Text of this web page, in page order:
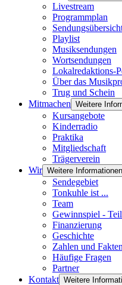
Livestream
Programmplan
Playlist
Musiksendungen
Wortsendungen
Lokalredaktions-
Über das
Trug und Schein
Mitmachen Weitere
Kursangebote
Kinderradio
Praktika
Mitgliedschaft
Trägerverein
Wir Weitere
Sendegebiet
Tonkuhle ist ...
Team
Gewinnspiel -
Finanzierung
Geschichte
Zahlen und Fakten
Häufige Fragen
Partner
Kontakt Weitere